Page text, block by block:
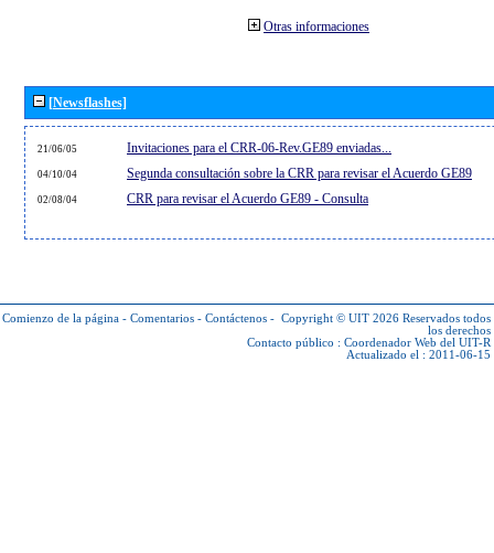
Otras informaciones
[Newsflashes]
21/06/05 Invitaciones para el CRR-06-Rev.GE89 enviadas...
04/10/04 Segunda consultación sobre la CRR para revisar el Acuerdo GE89
02/08/04 CRR para revisar el Acuerdo GE89 - Consulta
Comienzo de la página - Comentarios - Contáctenos - Copyright © UIT 2026 Reservados todos
los derechos
Contacto público : Coordenador Web del UIT-R
Actualizado el : 2011-06-15